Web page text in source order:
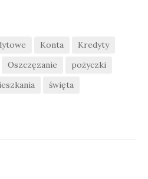
Konta
Kredyty
Oszczęzanie
pożyczki
święta